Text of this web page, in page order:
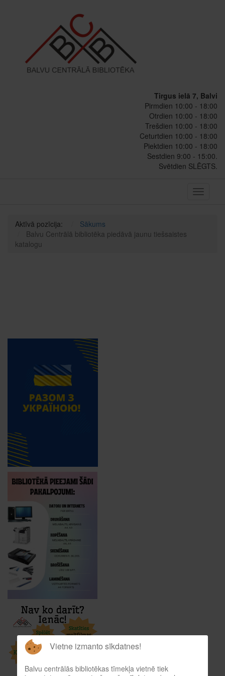
Tirgus ielā 7, Balvi
Pirmdien 10:00 - 18:00
Otrdien 10:00 - 18:00
Trešdien 10:00 - 18:00
Ceturtdien 10:00 - 18:00
Piektdien 10:00 - 18:00
Sestdien 9:00 - 15:00.
Svētdien SLĒGTS.
Toggle
Aktīvā pozīcija:
Sākums
Balvu Centrālā bibliotēka piedāvā jaunu tiešsaistes
katalogu
Vietne izmanto sīkdatnes!
Balvu centrālās bibliotēkas tīmekļa vietnē tiek